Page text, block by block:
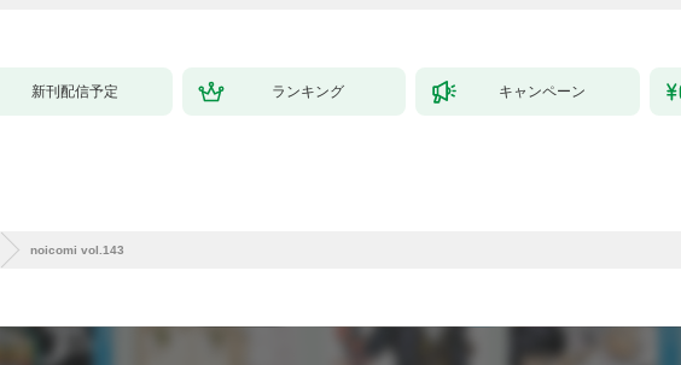
新刊配信予定 ランキング キャンペーン
noicomi vol.143